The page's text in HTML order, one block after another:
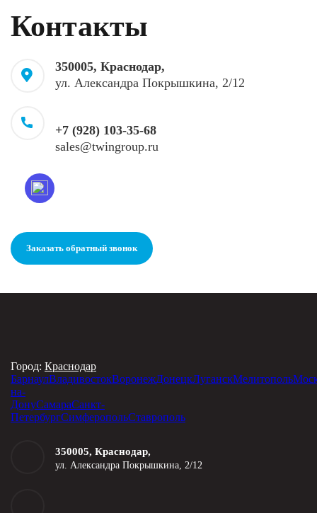
Контакты
350005, Краснодар,
ул. Александра Покрышкина, 2/12
+7 (928) 103-35-68
sales@twingroup.ru
Заказать обратный звонок
Город: Краснодар
БарнаулВладивостокВоронежДонецкЛуганскМелитополь
на-
ДонуСамараСанкт-
ПетербургСимферопольСтаврополь
350005, Краснодар,
ул. Александра Покрышкина, 2/12